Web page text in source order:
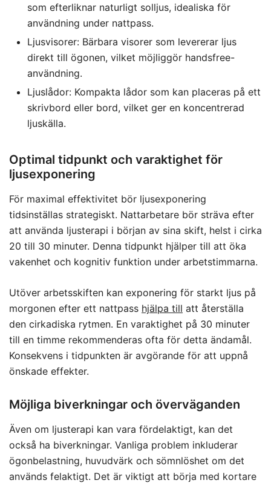
som efterliknar naturligt solljus, idealiska för
användning under nattpass.
Ljusvisorer: Bärbara visorer som levererar ljus
direkt till ögonen, vilket möjliggör handsfree-
användning.
Ljuslådor: Kompakta lådor som kan placeras på ett
skrivbord eller bord, vilket ger en koncentrerad
ljuskälla.
Optimal tidpunkt och varaktighet för
ljusexponering
För maximal effektivitet bör ljusexponering
tidsinställas strategiskt. Nattarbetare bör sträva efter
att använda ljusterapi i början av sina skift, helst i cirka
20 till 30 minuter. Denna tidpunkt hjälper till att öka
vakenhet och kognitiv funktion under arbetstimmarna.
Utöver arbetsskiften kan exponering för starkt ljus på
morgonen efter ett nattpass hjälpa till att återställa
den cirkadiska rytmen. En varaktighet på 30 minuter
till en timme rekommenderas ofta för detta ändamål.
Konsekvens i tidpunkten är avgörande för att uppnå
önskade effekter.
Möjliga biverkningar och överväganden
Även om ljusterapi kan vara fördelaktigt, kan det
också ha biverkningar. Vanliga problem inkluderar
ögonbelastning, huvudvärk och sömnlöshet om det
används felaktigt. Det är viktigt att börja med kortare